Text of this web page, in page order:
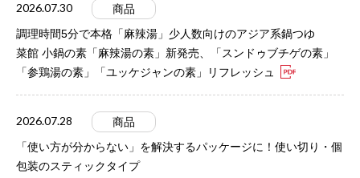
2026.07.30
商品
調理時間5分で本格「麻辣湯」少人数向けのアジア系鍋つゆ
菜館 小鍋の素「麻辣湯の素」新発売、「スンドゥブチゲの素」
「参鶏湯の素」「ユッケジャンの素」リフレッシュ
2026.07.28
商品
「使い方が分からない」を解決するパッケージに！使い切り・個
包装のスティックタイプ